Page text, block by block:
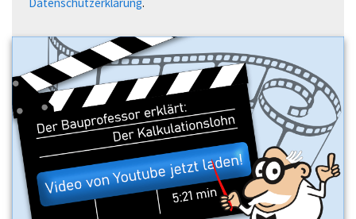
Datenschutzerklärung.